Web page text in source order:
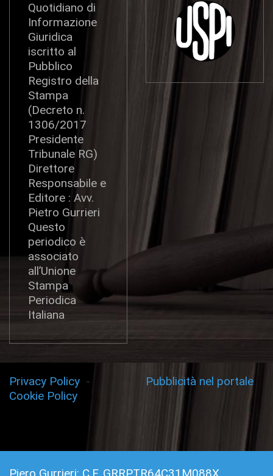
Quotidiano di
Informazione
Giuridica
iscritto al
Pubblico
Registro della
Stampa
(Decreto n.
1306/2017
Presidente
Tribunale RG)
Direttore
Responsabile e
Editore : Avv.
Pietro Gurrieri
Questo
periodico è
associato
all’Unione
Stampa
Periodica
Italiana
Privacy Policy -
Cookie Policy
Pubblicità nel portale
Piero Gurrieri: C.F. GRRPTR64C31M088X